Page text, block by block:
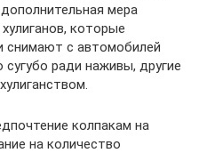
мера
которые
снимают с автомобилей
ради наживы, другие
колпакам на
на количество